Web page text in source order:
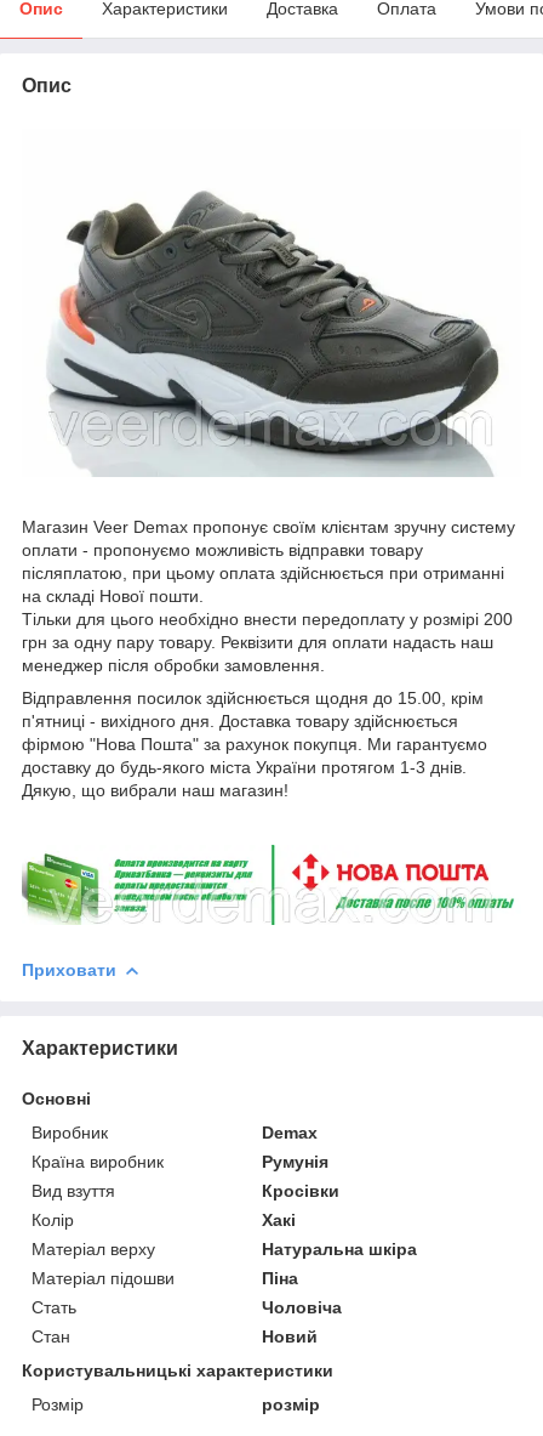
Опис Характеристики Доставка Оплата Умови
Опис
Магазин Veer Demax пропонує своїм клієнтам зручну систему
оплати - пропонуємо можливість відправки товару
післяплатою, при цьому оплата здійснюється при отриманні
на складі Нової пошти.
Тільки для цього необхідно внести передоплату у розмірі 200
грн за одну пару товару. Реквізити для оплати надасть наш
менеджер після обробки замовлення.
Відправлення посилок здійснюється щодня до 15.00, крім
п'ятниці - вихідного дня. Доставка товару здійснюється
фірмою "Нова Пошта" за рахунок покупця. Ми гарантуємо
доставку до будь-якого міста України протягом 1-3 днів.
Дякую, що вибрали наш магазин!
Приховати
Характеристики
Основні
Виробник
Demax
Країна виробник
Румунія
Вид взуття
Кросівки
Колір
Хакі
Матеріал верху
Натуральна шкіра
Матеріал підошви
Піна
Стать
Чоловіча
Стан
Новий
Користувальницькі характеристики
Розмір
розмір